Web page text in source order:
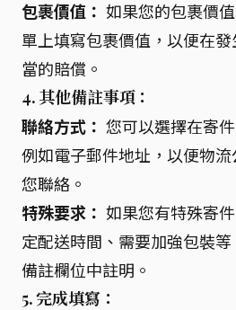
包裹價值： 如果您的包裹價
單上填寫包裹價值，以便在
當的賠償。
4. 其他備註事項：
聯絡方式： 您可以選擇在寄
例如電子郵件地址，以便物
您聯絡。
特殊要求： 如果您有特殊寄
定配送時間、需要加強包裝
備註欄位中註明。
5. 完成填寫：